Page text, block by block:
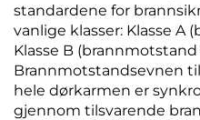
standardene for
vanlige klasser: Klasse A
Klasse B (brannmotstand
Brannmotstandsevnen
hele dørkarmen er
gjennom tilsvarende